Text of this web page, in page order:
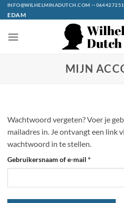
Ga
naar
INFO@WILHELMINADUTCH.COM --
EDAM
MIJN
Wachtwoord vergeten? Voer je
mailadres in. Je ontvangt een link
wachtwoord in te stellen.
Gebruikersnaam of e-mail *